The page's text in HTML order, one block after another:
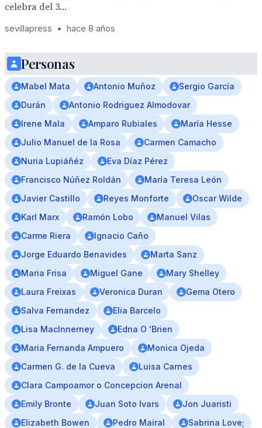
celebra del 3...
sevillapress • hace 8 años
Personas
Mabel Mata Antonio Muñoz
Sergio García
Durán
Antonio Rodriguez Almodovar
Irene Mala
Amparo Rubiales
María Hesse
Julio Manuel de la Rosa
Carmen Camacho
Nuria Lupiáñéz
Eva Díaz Pérez
Francisco Núñez Roldán
María Teresa León
Javier Castillo
Reyes Monforte
Oscar Wilde
Karl Marx
Ramón Lobo
Manuel Vilas
Carme Riera
Ignacio Caño
Jorge Eduardo Benavides
Marta Sanz
Maria Frisa
Miguel Gane
Mary Shelley
Laura Freixas
Veronica Duran
Gema Otero
Salva Fernandez
Elia Barcelo
Lisa MacInnerney
Edna O 'Brien
Maria Fernanda Ampuero
Monica Ojeda
Carmen G. de la Cueva
Luisa Carnes
Clara Campoamor o Concepcion Arenal
Emily Bronte
Juan Soto Ivars
Jon Juaristi
Elizabeth Bowen
Pedro Mairal
Sabrina Love;